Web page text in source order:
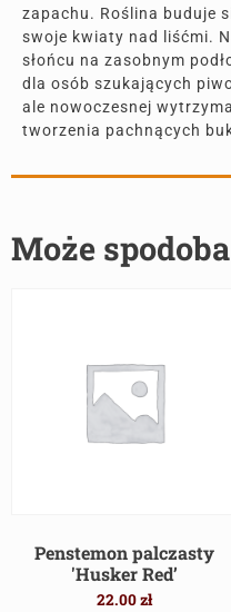
zapachu. Roślina buduje
swoje kwiaty nad liśćmi.
słońcu na zasobnym
dla osób szukających
ale nowoczesnej
tworzenia pachnących
Może
Penstemon palczasty
'Husker Red’
22.00zł